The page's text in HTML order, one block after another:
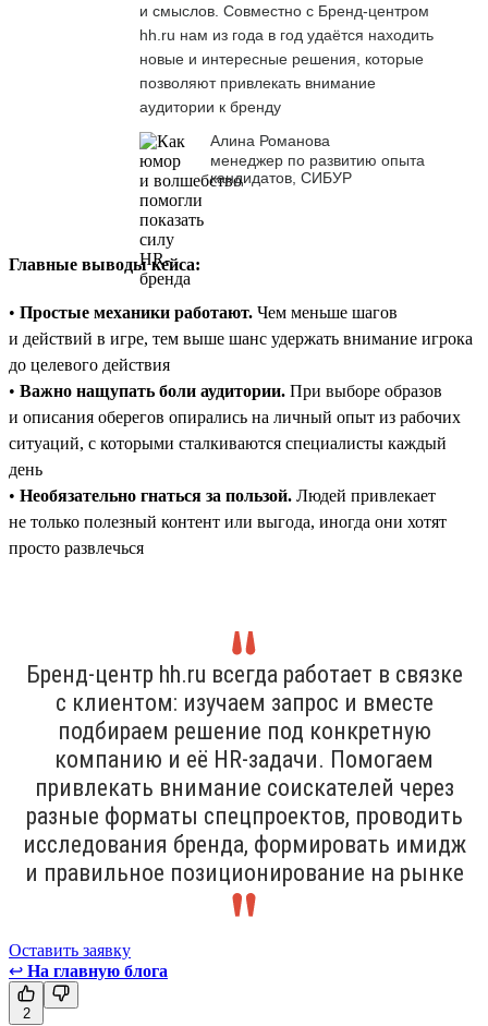
и смыслов. Совместно с Бренд-центром
hh.ru нам из года в год удаётся находить
новые и интересные решения, которые
позволяют привлекать внимание
аудитории к бренду
Алина Романова
менеджер по развитию опыта
кандидатов, СИБУР
Главные выводы кейса:
• Простые механики работают. Чем меньше шагов
и действий в игре, тем выше шанс удержать внимание игрока
до целевого действия
• Важно нащупать боли аудитории. При выборе образов
и описания оберегов опирались на личный опыт из рабочих
ситуаций, с которыми сталкиваются специалисты каждый
день
• Необязательно гнаться за пользой. Людей привлекает
не только полезный контент или выгода, иногда они хотят
просто развлечься
Бренд-центр hh.ru всегда работает в связке
с клиентом: изучаем запрос и вместе
подбираем решение под конкретную
компанию и её HR-задачи. Помогаем
привлекать внимание соискателей через
разные форматы спецпроектов, проводить
исследования бренда, формировать имидж
и правильное позиционирование на рынке
Оставить заявку
↩ На главную блога
2